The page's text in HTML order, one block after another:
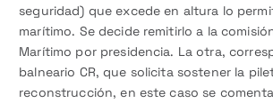
seguridad) que excede en altura lo
marítimo. Se decide remitirlo a la
Marítimo por presidencia. La otra,
balneario CR, que solicita sostener la
reconstrucción, en este caso se